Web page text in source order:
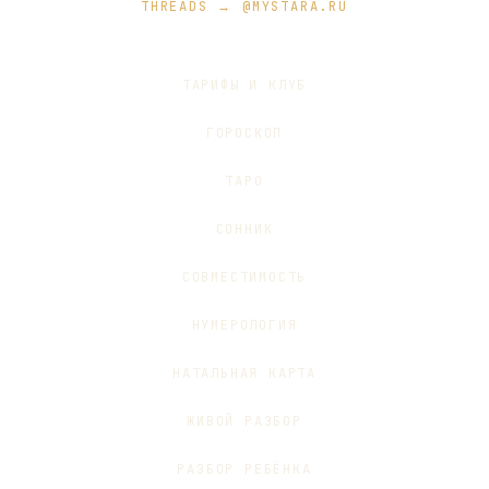
THREADS → @MYSTARA.RU
ТАРИФЫ И КЛУБ
ГОРОСКОП
ТАРО
СОННИК
СОВМЕСТИМОСТЬ
НУМЕРОЛОГИЯ
НАТАЛЬНАЯ КАРТА
ЖИВОЙ РАЗБОР
РАЗБОР РЕБЁНКА